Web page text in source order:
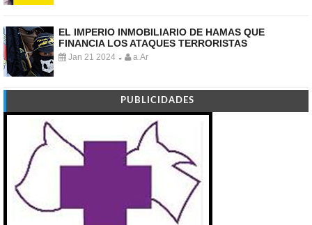
EL IMPERIO INMOBILIARIO DE HAMAS QUE
FINANCIA LOS ATAQUES TERRORISTAS
Jan 21 2024 - a.Ar
PUBLICIDADES